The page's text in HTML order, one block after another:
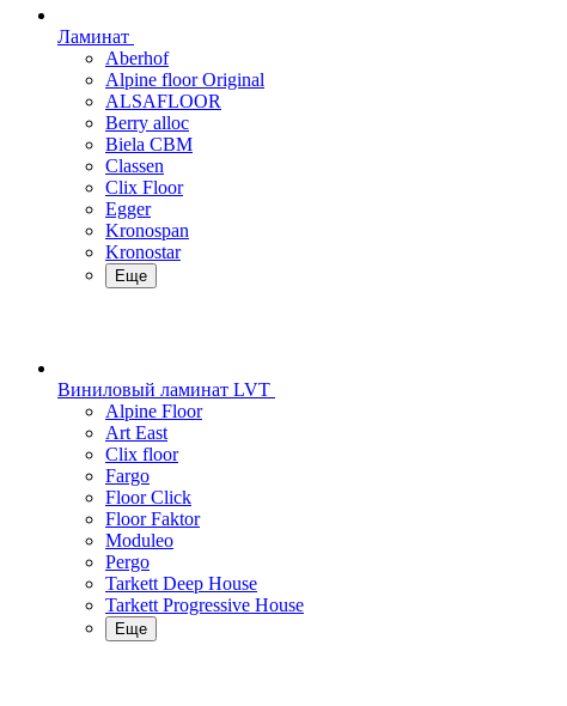
Ламинат
Aberhof
Alpine floor Original
ALSAFLOOR
Berry alloc
Biela CBM
Classen
Clix Floor
Egger
Kronospan
Kronostar
Еще
Виниловый ламинат LVT
Alpine Floor
Art East
Clix floor
Fargo
Floor Click
Floor Faktor
Moduleo
Pergo
Tarkett Deep House
Tarkett Progressive House
Еще